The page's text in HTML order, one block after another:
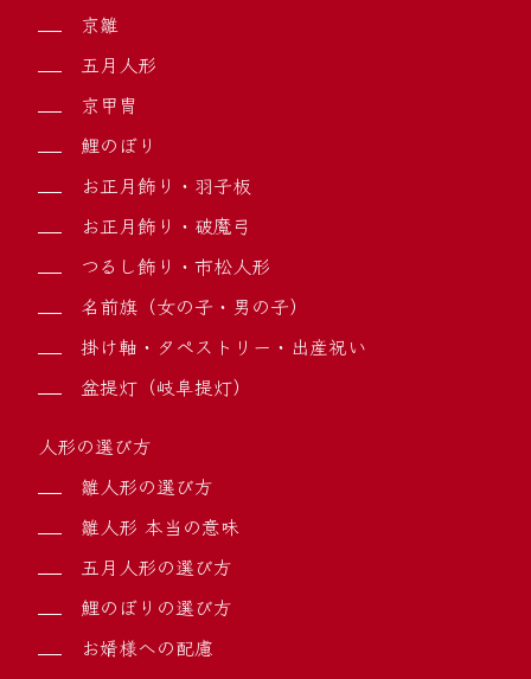
京雛
五月人形
京甲冑
鯉のぼり
お正月飾り・羽子板
お正月飾り・破魔弓
つるし飾り・市松人形
名前旗（女の子・男の子）
掛け軸・タペストリー・出産祝い
盆提灯（岐阜提灯）
人形の選び方
雛人形の選び方
雛人形 本当の意味
五月人形の選び方
鯉のぼりの選び方
お婿様への配慮